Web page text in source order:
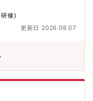
いて英語を使用する場
】・人材が事業成長に
こそ、自分が設計した
るコンサルティング領
す。そのため、自身の
を及ぼす実感を得るこ
のマネージャー等【募
アマネージャー1名、マ
、派遣職員。【働き
修)
更新日 2026.08.07